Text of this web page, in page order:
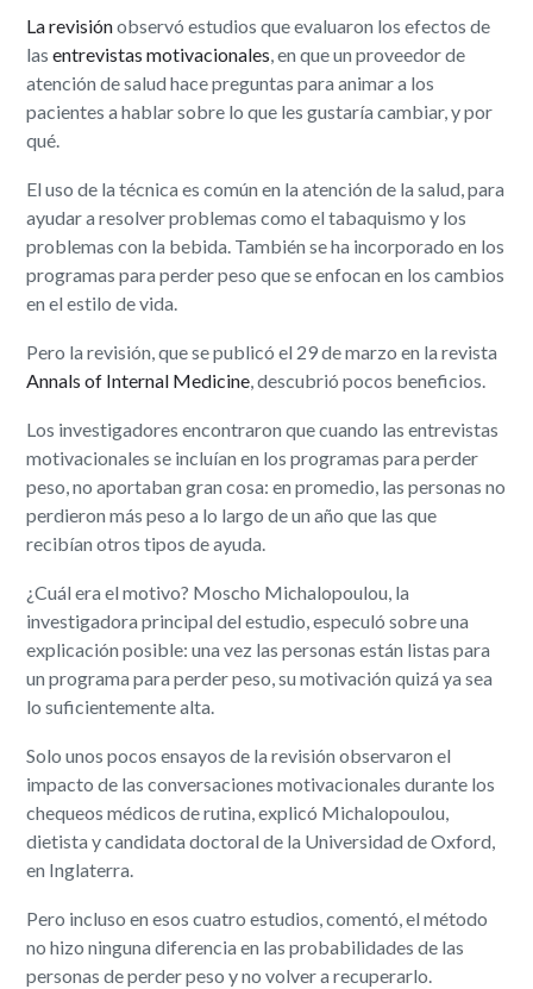
La revisiónobservó estudios que evaluaron los efectos de
lasentrevistas motivacionales, en que un proveedor de
atención de salud hace preguntas para animar a los
pacientes a hablar sobre lo que les gustaría cambiar, y por
qué.
El uso de la técnica es común en la atención de la salud, para
ayudar a resolver problemas como el tabaquismo y los
problemas con la bebida. También se ha incorporado en los
programas para perder peso que se enfocan en los cambios
en el estilo de vida.
Pero la revisión, que se publicó el 29 de marzo en la revista
Annals of Internal Medicine,descubrió pocos beneficios.
Los investigadores encontraron que cuando las entrevistas
motivacionales se incluían en los programas para perder
peso, no aportaban gran cosa: en promedio, las personas no
perdieron más peso a lo largo de un año que las que
recibían otros tipos de ayuda.
¿Cuál era el motivo? Moscho Michalopoulou, la
investigadora principal del estudio, especuló sobre una
explicación posible: una vez las personas están listas para
un programa para perder peso, su motivación quizá ya sea
lo suficientemente alta.
Solo unos pocos ensayos de la revisión observaron el
impacto de las conversaciones motivacionales durante los
chequeos médicos de rutina, explicó Michalopoulou,
dietista y candidata doctoral de la Universidad de Oxford,
en Inglaterra.
Pero incluso en esos cuatro estudios, comentó, el método
no hizo ninguna diferencia en las probabilidades de las
personas de perder peso y no volver a recuperarlo.